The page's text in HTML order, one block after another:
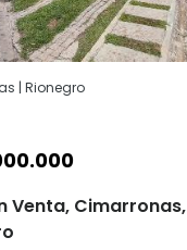
| Rionegro
Venta, Cimarronas,